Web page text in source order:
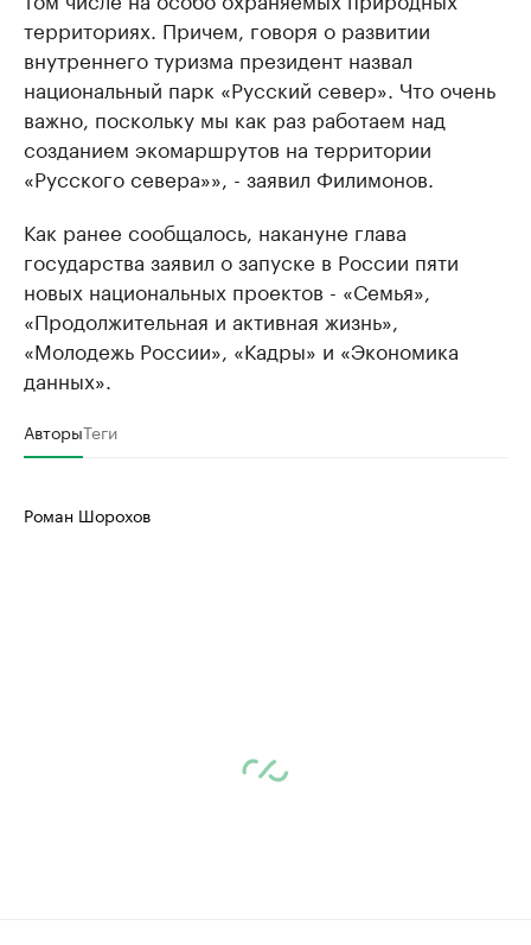
территориях. Причем, говоря о развитии
внутреннего туризма президент назвал
национальный парк «Русский север». Что очень
важно, поскольку мы как раз работаем над
созданием экомаршрутов на территории
«Русского севера»», - заявил Филимонов.
Как ранее сообщалось, накануне глава
государства заявил о запуске в России пяти
новых национальных проектов - «Семья»,
«Продолжительная и активная жизнь»,
«Молодежь России», «Кадры» и «Экономика
данных».
АвторыТеги
Роман Шорохов